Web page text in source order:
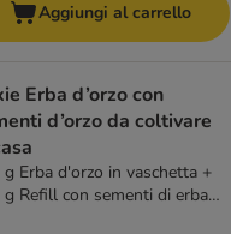
Aggiungi al carrello
Erba d’orzo con
d’orzo da coltivare
g Erba d'orzo in vaschetta +
g Refill con sementi di erba